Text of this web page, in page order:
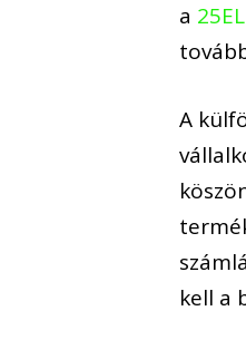
a
A
kell a